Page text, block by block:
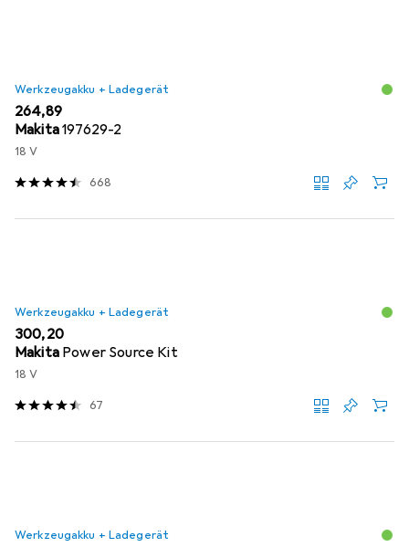
Werkzeugakku + Ladegerät
EUR
264,89
Makita197629-2
18 V
668
Werkzeugakku + Ladegerät
EUR
300,20
Makita Power Source Kit
18 V
67
Werkzeugakku + Ladegerät